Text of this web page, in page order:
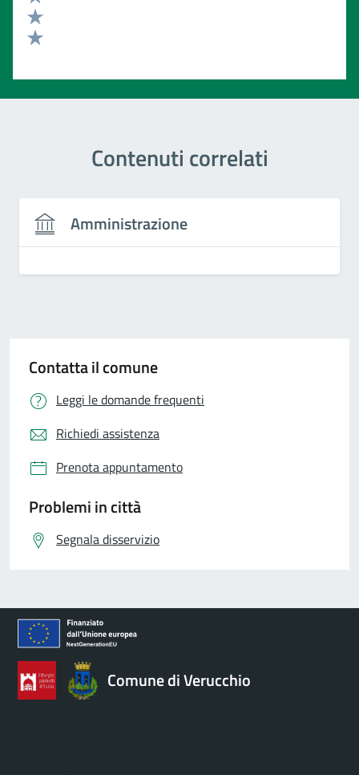
Valuta 3 stelle su 5
Valuta 2 stelle su 5
Contenuti correlati
Amministrazione
Contatta il comune
Leggi le domande frequenti
Richiedi assistenza
Prenota appuntamento
Problemi in città
Segnala disservizio
Comune di Verucchio